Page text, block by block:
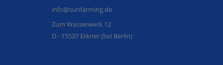
info@sunfarming.de
Zum Wasserwerk 12
D - 15537 Erkner (bei Berlin)